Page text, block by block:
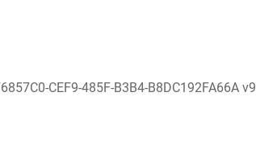
CEF9-485F-B3B4-B8DC192FA66A v9